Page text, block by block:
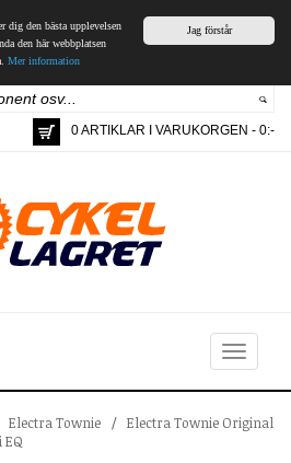
Jag förstår
dig den bästa upplevelsen
den här webbplatsen
Mer information
0 ARTIKLAR I VARUKORGEN - 0:-
Toggle
navigation
Electra Townie / Electra Townie Original